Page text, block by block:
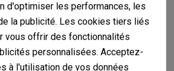
d'optimiser les performances, les
la publicité. Les cookies tiers liés
vous offrir des fonctionnalités
personnalisées. Acceptez-
à l'utilisation de vos données